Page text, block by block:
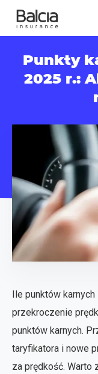
Punkty
2025 r.:
Ile punktów
przekroczenie
punktów karnych.
taryfikatora i nowe
za prędkość. Warto